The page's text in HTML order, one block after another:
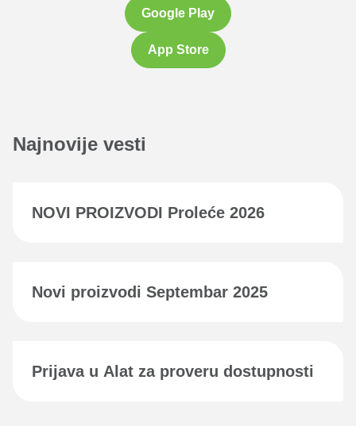
Google Play
App Store
Najnovije vesti
NOVI PROIZVODI Proleće 2026
Novi proizvodi Septembar 2025
Prijava u Alat za proveru dostupnosti